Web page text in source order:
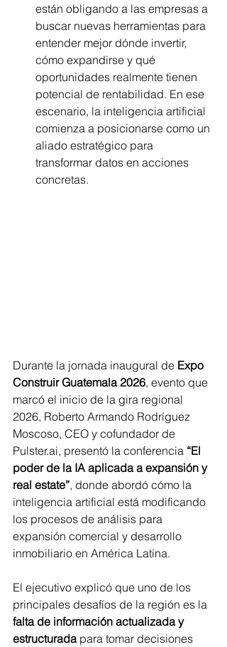
están obligando a las empresas a
buscar nuevas herramientas para
entender mejor dónde invertir,
cómo expandirse y qué
oportunidades realmente tienen
potencial de rentabilidad. En ese
escenario, la inteligencia artificial
comienza a posicionarse como un
aliado estratégico para
transformar datos en acciones
concretas.
Durante la jornada inaugural de Expo
Construir Guatemala 2026, evento que
marcó el inicio de la gira regional
2026, Roberto Armando Rodríguez
Moscoso, CEO y cofundador de
Pulster.ai, presentó la conferencia “El
poder de la IA aplicada a expansión y
real estate”, donde abordó cómo la
inteligencia artificial está modificando
los procesos de análisis para
expansión comercial y desarrollo
inmobiliario en América Latina.
El ejecutivo explicó que uno de los
principales desafíos de la región es la
falta de información actualizada y
estructurada para tomar decisiones